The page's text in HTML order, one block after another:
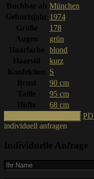
Buchbar ab München
Geburtsjahr 1974
Größe
178
Augen
grün
Haarfarbe
blond
Haarstil
kurz
Konfektion
S
Brust
90 cm
Taille
95 cm
Hüfte
68 cm
individuell anfragen
Individuelle Anfrage